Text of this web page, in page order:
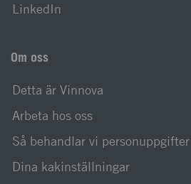
LinkedIn
Om oss
Detta är Vinnova
Arbeta hos oss
Så behandlar vi personuppgifter
Dina kakinställningar